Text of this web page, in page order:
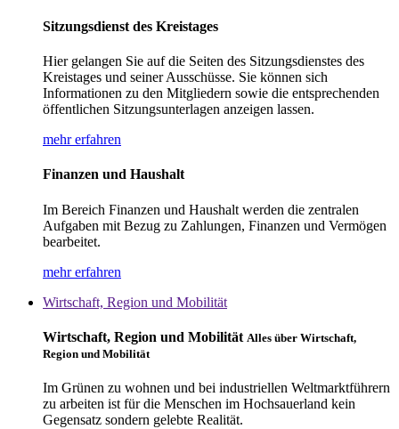
Sitzungsdienst des Kreistages
Hier gelangen Sie auf die Seiten des Sitzungsdienstes des
Kreistages und seiner Ausschüsse. Sie können sich
Informationen zu den Mitgliedern sowie die entsprechenden
öffentlichen Sitzungsunterlagen anzeigen lassen.
mehr erfahren
Finanzen und Haushalt
Im Bereich Finanzen und Haushalt werden die zentralen
Aufgaben mit Bezug zu Zahlungen, Finanzen und Vermögen
bearbeitet.
mehr erfahren
Wirtschaft, Region und Mobilität
Wirtschaft, Region und Mobilität Alles über Wirtschaft,
Region und Mobilität
Im Grünen zu wohnen und bei industriellen Weltmarktführern
zu arbeiten ist für die Menschen im Hochsauerland kein
Gegensatz sondern gelebte Realität.